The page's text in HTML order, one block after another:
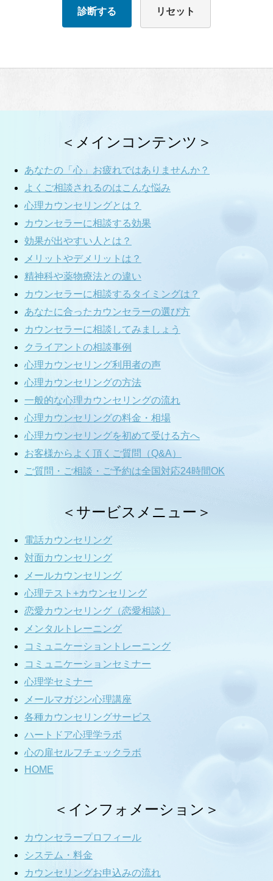
診断する リセット
＜メインコンテンツ＞
あなたの「心」お疲れではありませんか？
よくご相談されるのはこんな悩み
心理カウンセリングとは？
カウンセラーに相談する効果
効果が出やすい人とは？
メリットやデメリットは？
精神科や薬物療法との違い
カウンセラーに相談するタイミングは？
あなたに合ったカウンセラーの選び方
カウンセラーに相談してみましょう
クライアントの相談事例
心理カウンセリング利用者の声
心理カウンセリングの方法
一般的な心理カウンセリングの流れ
心理カウンセリングの料金・相場
心理カウンセリングを初めて受ける方へ
お客様からよく頂くご質問（Q&A）
ご質問・ご相談・ご予約は全国対応24時間OK
＜サービスメニュー＞
電話カウンセリング
対面カウンセリング
メールカウンセリング
心理テスト+カウンセリング
恋愛カウンセリング（恋愛相談）
メンタルトレーニング
コミュニケーショントレーニング
コミュニケーションセミナー
心理学セミナー
メールマガジン心理講座
各種カウンセリングサービス
ハートドア心理学ラボ
心の扉セルフチェックラボ
HOME
＜インフォメーション＞
カウンセラープロフィール
システム・料金
カウンセリングお申込みの流れ